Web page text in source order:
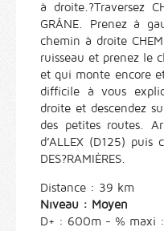
à droite.?Traversez
GRÂNE. Prenez à
chemin à droite
ruisseau et prenez le
et qui monte encore
difficile à vous
droite et descendez
des petites routes.
d’ALLEX (D125) puis
DES?RAMIÈRES.
Distance : 39 km
Niveau : Moyen
D+ : 600m - % maxi